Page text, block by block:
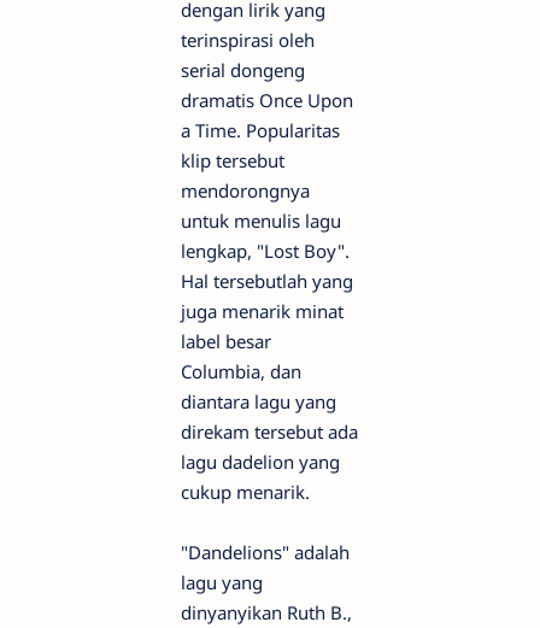
dengan lirik yang
terinspirasi oleh
serial dongeng
dramatis Once Upon
a Time. Popularitas
klip tersebut
mendorongnya
untuk menulis lagu
lengkap, "Lost Boy".
Hal tersebutlah yang
juga menarik minat
label besar
Columbia, dan
diantara lagu yang
direkam tersebut ada
lagu dadelion yang
cukup menarik.
"Dandelions" adalah
lagu yang
dinyanyikan Ruth B.,